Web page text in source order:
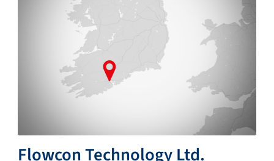
Flowcon Technology Ltd.